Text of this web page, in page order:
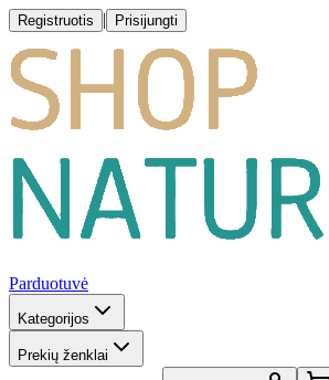
Registruotis | Prisijungti
Parduotuvė
Kategorijos
Prekių ženklai